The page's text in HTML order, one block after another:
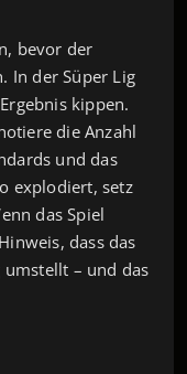
bevor der
In der Süper Lig
kippen.
die Anzahl
und das
explodiert, setz
das Spiel
dass das
umstellt – und das